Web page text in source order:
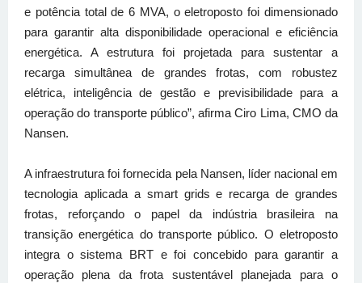
e potência total de 6 MVA, o eletroposto foi dimensionado
para garantir alta disponibilidade operacional e eficiência
energética. A estrutura foi projetada para sustentar a
recarga simultânea de grandes frotas, com robustez
elétrica, inteligência de gestão e previsibilidade para a
operação do transporte público”, afirma Ciro Lima, CMO da
Nansen.
A infraestrutura foi fornecida pela Nansen, líder nacional em
tecnologia aplicada a smart grids e recarga de grandes
frotas, reforçando o papel da indústria brasileira na
transição energética do transporte público. O eletroposto
integra o sistema BRT e foi concebido para garantir a
operação plena da frota sustentável planejada para o